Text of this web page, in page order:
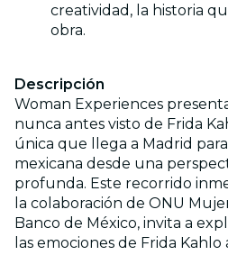
creatividad, la historia
obra.
Descripción
Woman Experiences
nunca antes visto de Frida
única que llega a Madrid
mexicana desde una
profunda. Este recorrido
la colaboración de ONU
Banco de México, invita a
las emociones de Frida Kahlo